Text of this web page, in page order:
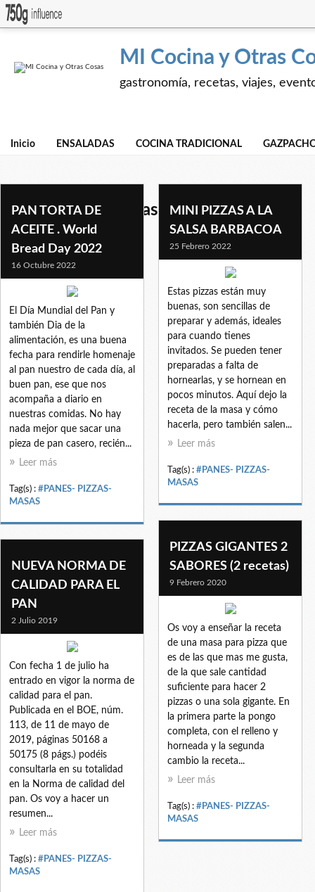
MI Cocina y Otras
gastronomía, recetas, viajes,
Inicio ENSALADAS COCINA TRADICIONAL
panes- pizzas- masas
PAN TORTA DE
ACEITE . World
Bread Day 2022
16 Octubre 2022
El Día Mundial del Pan y
también Dia de la
alimentación, es una buena
fecha para rendirle homenaje
al pan nuestro de cada día, al
buen pan, ese que nos
acompaña a diario en
nuestras comidas. No hay
nada mejor que sacar una
pieza de pan casero, recién...
Leer más
Tag(s) : #PANES- PIZZAS-
MASAS
MINI PIZZAS A LA
SALSA BARBACOA
25 Febrero 2022
Estas pizzas están muy
buenas, son sencillas de
preparar y además, ideales
para cuando tienes
invitados. Se pueden tener
preparadas a falta de
hornearlas, y se hornean en
pocos minutos. Aquí dejo la
receta de la masa y cómo
hacerla, pero también salen...
Leer más
Tag(s) : #PANES- PIZZAS-
MASAS
PIZZAS GIGANTES 2
SABORES (2 recetas)
9 Febrero 2020
Os voy a enseñar la receta
de una masa para pizza que
es de las que mas me gusta,
de la que sale cantidad
suficiente para hacer 2
pizzas o una sola gigante. En
la primera parte la pongo
completa, con el relleno y
horneada y la segunda
cambio la receta...
Leer más
Tag(s) : #PANES- PIZZAS-
MASAS
NUEVA NORMA DE
CALIDAD PARA EL
PAN
2 Julio 2019
Con fecha 1 de julio ha
entrado en vigor la norma de
calidad para el pan.
Publicada en el BOE, núm.
113, de 11 de mayo de
2019, páginas 50168 a
50175 (8 págs.) podéis
consultarla en su totalidad
en la Norma de calidad del
pan. Os voy a hacer un
resumen...
Leer más
Tag(s) : #PANES- PIZZAS-
MASAS